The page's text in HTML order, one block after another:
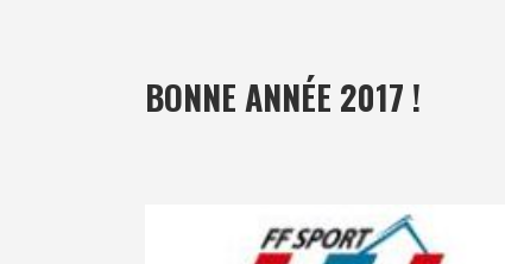
BONNE ANNÉE 2017 !